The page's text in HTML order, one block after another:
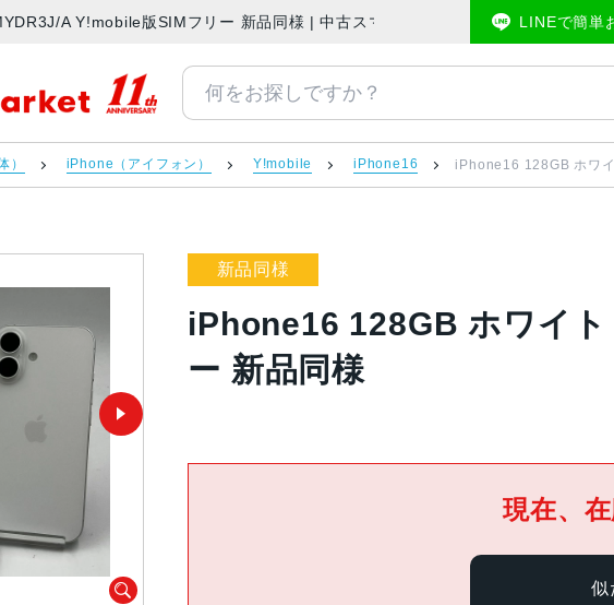
A Y!mobile版SIMフリー 新品同様 | 中古スマホ販売のアメモバマーケット
LINEで簡単
） iPhone（アイフォン） Y!mobile iPhone16 iPhone16 128GB ホワ
新品同様
iPhone16 128GB ホワイ
ー 新品同様
現在、
似